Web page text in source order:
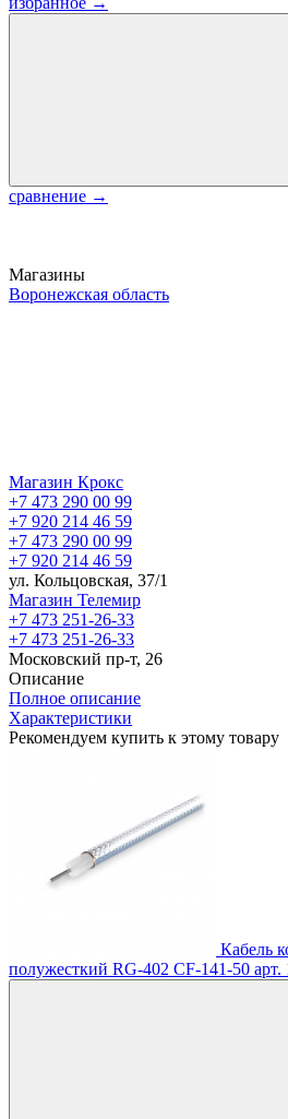
сравнение →
Магазины
Воронежская область
Магазин Крокс
+7 473 290 00 99
+7 920 214 46 59
+7 473 290 00 99
+7 920 214 46 59
ул. Кольцовская, 37/1
Магазин Телемир
+7 473 251-26-33
+7 473 251-26-33
Московский пр-т, 26
Описание
Полное описание
Характеристики
Рекомендуем купить к этому товару
Кабель
полужесткий RG-402 CF-141-50 арт.